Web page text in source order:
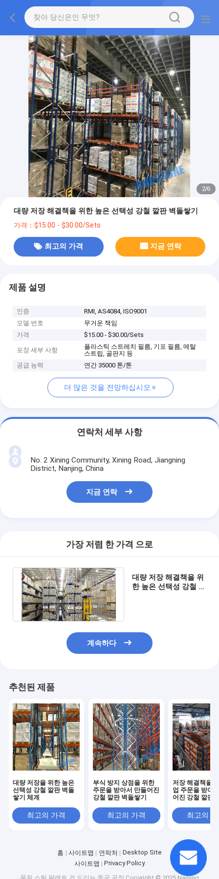
2/6
대량 저장 해결책을 위한 높은 선택성 강철 깔판 벽돌쌓기
가격：$15.00 - $30.00/Sets
최고의 가격 지금 연락
제품 설명
인증
RMI, AS4084, ISO9001
모델 번호
무거운 책임
가격
$15.00 - $30.00/Sets
포장 세부 사항
플라스틱 스트레치 필름, 기포 필름, 메탈
스트립, 골판지 등
공급 능력
연간 35000 톤/톤
더 많은 것을 전망하십시오
연락처 세부 사항
No. 2 Xining Community, Xining Road, Jiangning
District, Nanjing, China
지금 연락
가장 저렴 한 가격 으로
대량 저장 해결책을 위
한 높은 선택성 강철 깔
계속하다
추천된 제품
대량 저장을 위한 높은
선택성 강철 깔판 벽돌
쌓기 체계
최고의 가격
부식 방지 상점을 위한
주문을 받아서 만들어진
강철 깔판 벽돌쌓기
최고의 가격
저장 해결책을
업 주문을 받아
어진 강철 깔판
최고의
홈 사이트맵 연락처
Desktop Site
사이트맵
Privacy Policy